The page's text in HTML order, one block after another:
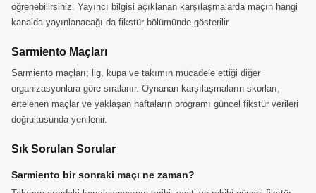
öğrenebilirsiniz. Yayıncı bilgisi açıklanan karşılaşmalarda maçın hangi
kanalda yayınlanacağı da fikstür bölümünde gösterilir.
Sarmiento Maçları
Sarmiento maçları; lig, kupa ve takımın mücadele ettiği diğer
organizasyonlara göre sıralanır. Oynanan karşılaşmaların skorları,
ertelenen maçlar ve yaklaşan haftaların programı güncel fikstür verileri
doğrultusunda yenilenir.
Sık Sorulan Sorular
Sarmiento bir sonraki maçı ne zaman?